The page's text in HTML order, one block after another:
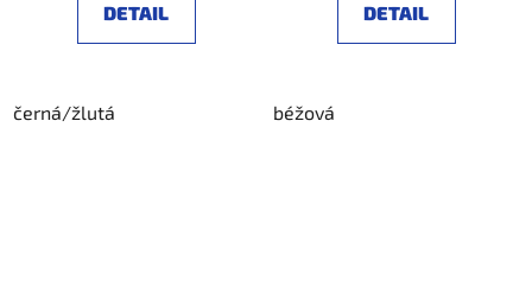
DETAIL
černá/žlutá
DETAIL
béžová